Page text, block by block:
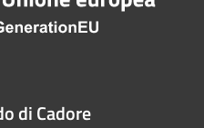
di Cadore